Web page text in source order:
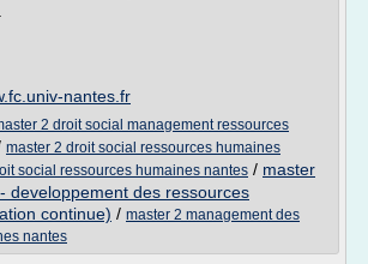
nantes.fr
2 droit social management ressources
master 2 droit social ressources humaines
social ressources humaines nantes / master
developpement des ressources
continue) / master 2 management des
nantes